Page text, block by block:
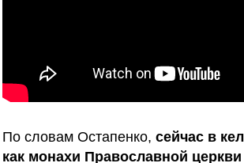
По словам Остапенко, сейчас в
как монахи Православной